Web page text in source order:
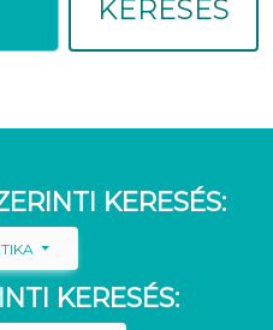
KERESÉS
KERESÉS:
KERESÉS: